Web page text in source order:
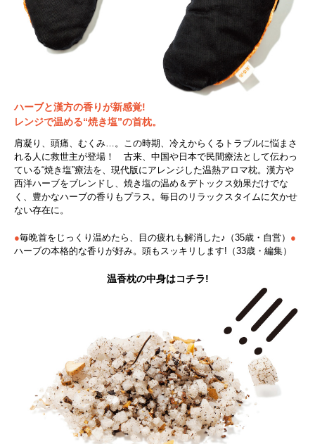
ハーブと漢方の香りが新感覚!
レンジで温める“焼き塩”の首枕。
肩凝り、頭痛、むくみ…。この時期、冷えからくるトラブルに悩まさ
れる人に救世主が登場！ 古来、中国や日本で民間療法として伝わっ
ている“焼き塩”療法を、現代版にアレンジした温熱アロマ枕。漢方や
西洋ハーブをブレンドし、焼き塩の温め＆デトックス効果だけでな
く、豊かなハーブの香りもプラス。毎日のリラックスタイムに欠かせ
ない存在に。
●毎晩首をじっくり温めたら、目の疲れも解消した♪（35歳・自営） ●
ハーブの本格的な香りが好み。頭もスッキリします!（33歳・編集）
温香枕の中身はコチラ!